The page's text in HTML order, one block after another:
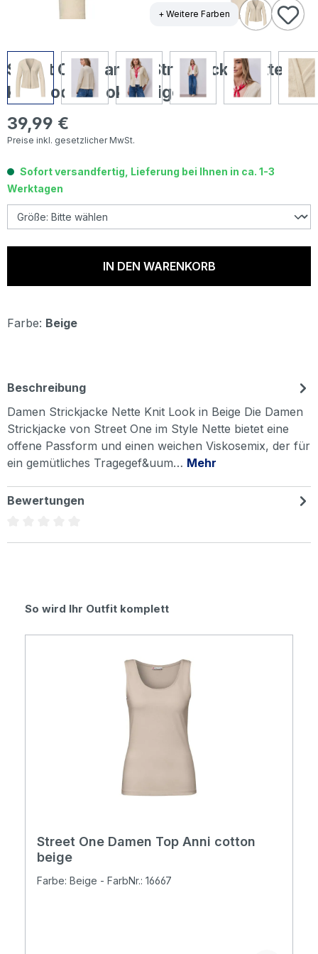
+ Weitere Farben
Street One Damen Strickjacke Nette
Knit Look smoke beige
Regulärer Preis:
39,99 €
Preise inkl. gesetzlicher MwSt.
Sofort versandfertig, Lieferung bei Ihnen in ca. 1-3
Werktagen
IN DEN WARENKORB
Farbe: Beige
Beschreibung
Damen Strickjacke Nette Knit Look in Beige Die Damen
Strickjacke von Street One im Style Nette bietet eine
offene Passform und einen weichen Viskosemix, der für
ein gemütliches Tragegef&uum… Mehr
Bewertungen
Produktgalerie überspringen
So wird Ihr Outfit komplett
Street One Damen Top Anni cotton
beige
Farbe: Beige - FarbNr.: 16667